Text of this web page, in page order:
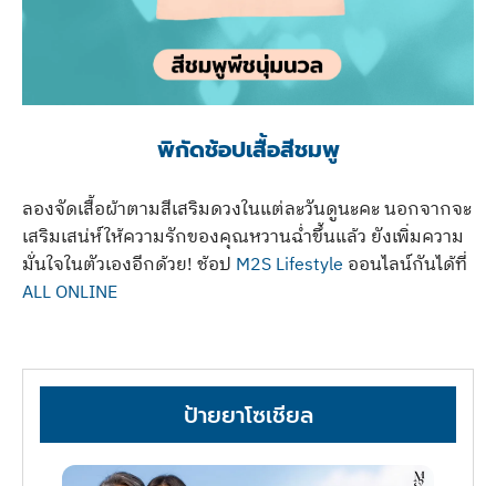
พิกัดช้อปเสื้อสีชมพู
ลองจัดเสื้อผ้าตามสีเสริมดวงในแต่ละวันดูนะคะ นอกจากจะ
เสริมเสน่ห์ให้ความรักของคุณหวานฉ่ำขึ้นแล้ว ยังเพิ่มความ
มั่นใจในตัวเองอีกด้วย! ช้อป M2S Lifestyle ออนไลน์กันได้ที่
ALL ONLINE
ป้ายยาโซเชียล